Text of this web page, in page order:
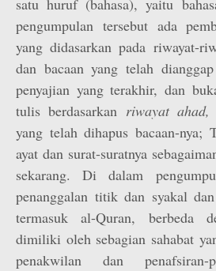
satu huruf (bahasa), yaitu
pengumpulan tersebut ada
yang didasarkan pada riwayat-
dan bacaan yang telah
penyajian yang terakhir, dan
tulis berdasarkan riwayat ahad,
yang telah dihapus bacaan-nya;
ayat dan surat-suratnya
sekarang. Di dalam
penanggalan titik dan syakal
termasuk al-Quran, berbeda
dimiliki oleh sebagian sahabat
penakwilan dan penafsiran-